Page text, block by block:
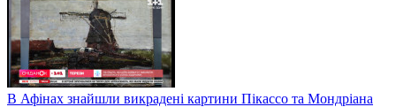
В Афінах знайшли викрадені картини Пікассо та Мондріана